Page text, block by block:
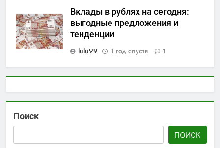
Вклады в рублях на сегодня:
выгодные предложения и
тенденции
lulu99
1 год спустя 1
Поиск
ПОИСК